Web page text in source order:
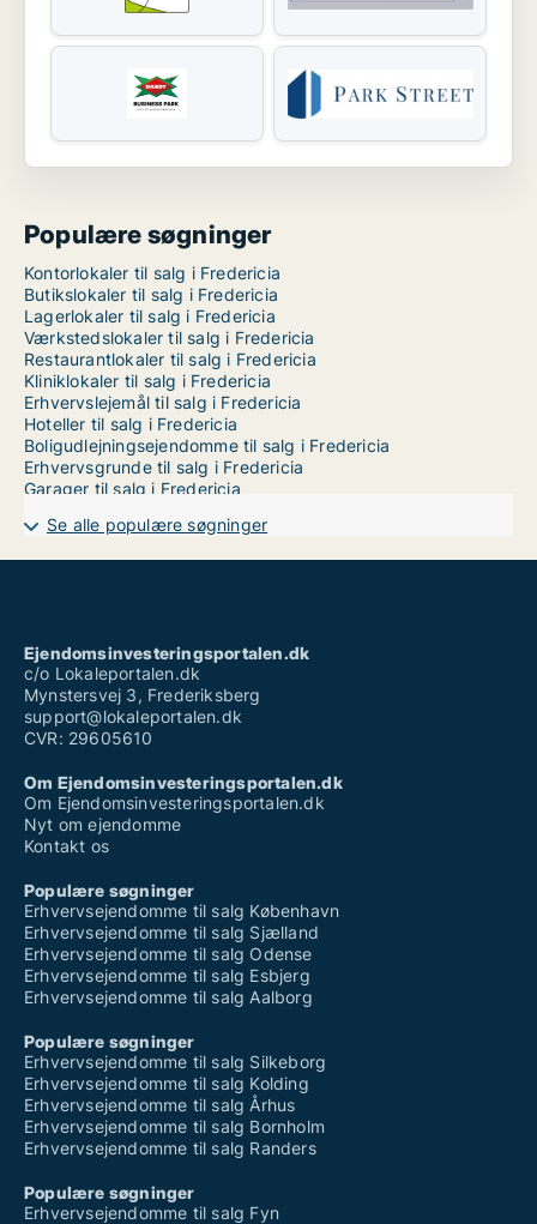
Populære søgninger
Kontorlokaler til salg i Fredericia
Butikslokaler til salg i Fredericia
Lagerlokaler til salg i Fredericia
Værkstedslokaler til salg i Fredericia
Restaurantlokaler til salg i Fredericia
Kliniklokaler til salg i Fredericia
Erhvervslejemål til salg i Fredericia
Hoteller til salg i Fredericia
Boligudlejningsejendomme til salg i Fredericia
Erhvervsgrunde til salg i Fredericia
Garager til salg i Fredericia
Se alle populære søgninger
Ejendomsinvesteringsportalen.dk
c/o Lokaleportalen.dk
Mynstersvej 3, Frederiksberg
support@lokaleportalen.dk
CVR: 29605610
Om Ejendomsinvesteringsportalen.dk
Om Ejendomsinvesteringsportalen.dk
Nyt om ejendomme
Kontakt os
Populære søgninger
Erhvervsejendomme til salg København
Erhvervsejendomme til salg Sjælland
Erhvervsejendomme til salg Odense
Erhvervsejendomme til salg Esbjerg
Erhvervsejendomme til salg Aalborg
Populære søgninger
Erhvervsejendomme til salg Silkeborg
Erhvervsejendomme til salg Kolding
Erhvervsejendomme til salg Århus
Erhvervsejendomme til salg Bornholm
Erhvervsejendomme til salg Randers
Populære søgninger
Erhvervsejendomme til salg Fyn